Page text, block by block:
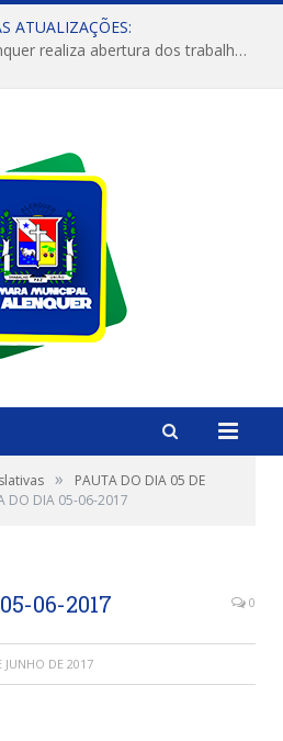
ATUALIZAÇÕES:
Câmara Municipal de Alenquer realiza abertura dos trabalhos do 4º Período Legislativo
»
PAUTA DO DIA 05 DE
DO DIA 05-06-2017
06-2017 0
JUNHO DE 2017